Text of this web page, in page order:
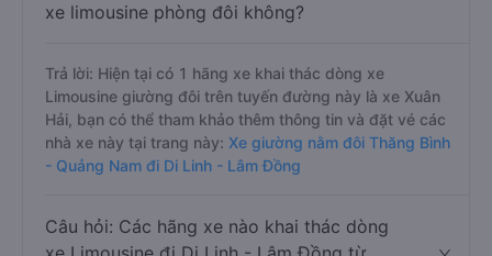
xe limousine phòng đôi không?
Trả lời: Hiện tại có 1 hãng xe khai thác dòng xe
Limousine giường đôi trên tuyến đường này là xe Xuân
Hải, bạn có thể tham khảo thêm thông tin và đặt vé các
nhà xe này tại trang này: Xe giường nằm đôi Thăng Bình
- Quảng Nam đi Di Linh - Lâm Đồng
Câu hỏi: Các hãng xe nào khai thác dòng